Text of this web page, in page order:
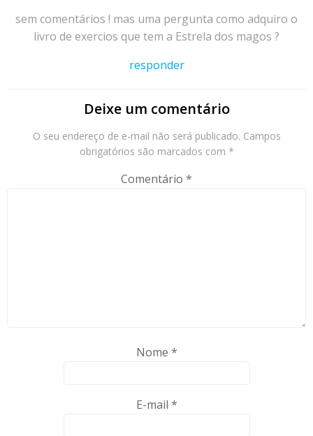
sem comentários ! mas uma pergunta como adquiro o
livro de exercios que tem a Estrela dos magos ?
responder
Deixe um comentário
O seu endereço de e-mail não será publicado. Campos
obrigatórios são marcados com *
Comentário *
Nome *
E-mail *